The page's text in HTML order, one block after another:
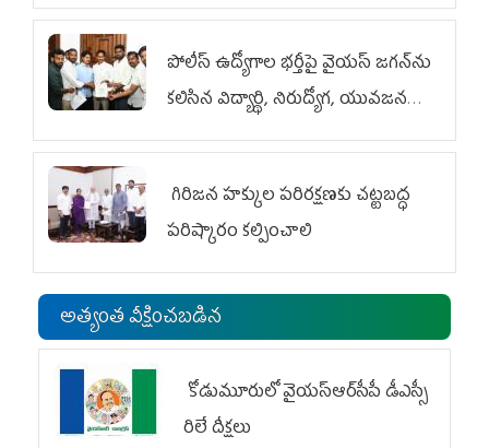
పోలీస్ ఉద్యోగాల భర్తీపై వైయస్ జగన్‌ను
కలిసిన విద్యార్థి, నిరుద్యోగ, యువజన
జేఏసీ
గిరిజన హక్కుల పరిరక్షణకు చట్టబద్ధ
పరిష్కారం కల్పించాలి
అత్యంత వీక్షించబడిన
కోడుమూరులో వైయ‌స్ఆర్‌సీపీ డీఎస్సీ
రిలే దీక్షలు